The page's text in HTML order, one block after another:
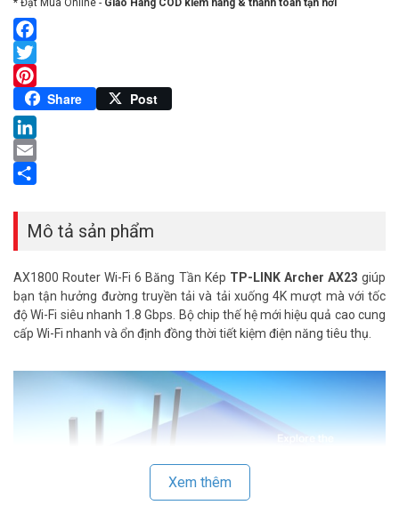
Facebook
Twitter
Pinterest
Share Post
LinkedIn
Email
Mô tả sản phẩm
AX1800 Router Wi-Fi 6 Băng Tần Kép TP-LINK Archer AX23 giúp
bạn tận hưởng đường truyền tải và tải xuống 4K mượt mà với tốc
độ Wi-Fi siêu nhanh 1.8 Gbps. Bộ chip thế hệ mới hiệu quả cao cung
cấp Wi-Fi nhanh và ổn định đồng thời tiết kiệm điện năng tiêu thụ.
Xem thêm